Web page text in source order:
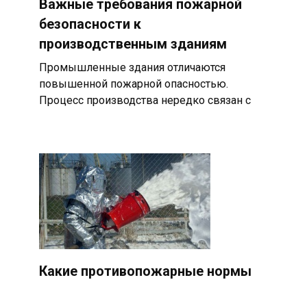
Важные требования пожарной
безопасности к
производственным зданиям
Промышленные здания отличаются
повышенной пожарной опасностью.
Процесс производства нередко связан с
Какие противопожарные нормы